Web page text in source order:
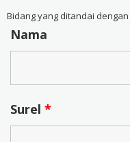
Bidang yang ditandai dengan
Nama
Surel *